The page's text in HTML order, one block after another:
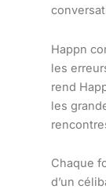
Happn
les
rend
les
Chaque
d’un